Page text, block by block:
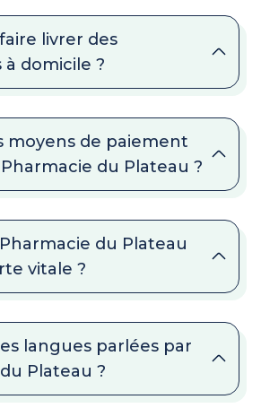
livrer des
domicile ?
moyens de paiement
du Plateau ?
du Plateau
vitale ?
langues parlées par
Plateau ?